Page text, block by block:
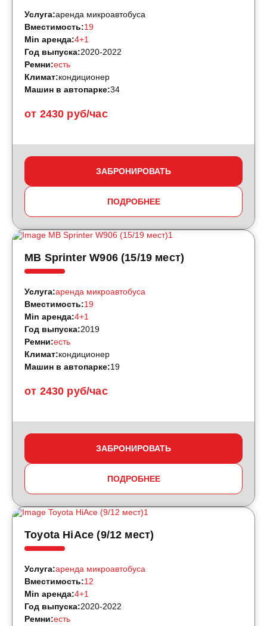
от 2430 руб/час
Услуга:аренда микроавтобуса
Вместимость:19
Min аренда:4+1
Год выпуска:2020-2022
Ремни:есть
Климат:кондиционер
Машин в автопарке:34
ЗАБРОНИРОВАТЬ
ПОДРОБНЕЕ
MB Sprinter W906 (15/19 мест)
от 2430 руб/час
Услуга:аренда микроавтобуса
Вместимость:19
Min аренда:4+1
Год выпуска:2019
Ремни:есть
Климат:кондиционер
Машин в автопарке:19
ЗАБРОНИРОВАТЬ
ПОДРОБНЕЕ
Toyota HiAce (9/12 мест)
Услуга:аренда микроавтобуса
Вместимость:12
Min аренда:4+1
Год выпуска:2020-2022
Ремни:есть